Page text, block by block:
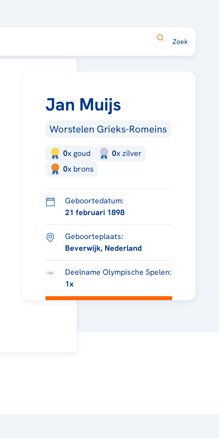
Jan Muijs
Worstelen Grieks-Romeins
0x goud 0xzilver
0x brons
Geboortedatum:
21 februari 1898
Geboorteplaats:
Beverwijk, Nederland
Deelname Olympische Spelen:
1x